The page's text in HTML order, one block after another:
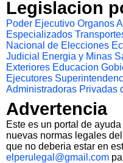
Legislacion
Poder Ejecutivo Organos
Especializados
Nacional de Elecciones
Judicial
Energia y Minas
Exteriores Educacion
Ejecutores
Administradoras Privadas
Advertencia
Este es un portal de
nuevas normas legales
que no deberia estar en
elperulegal@gmail.com